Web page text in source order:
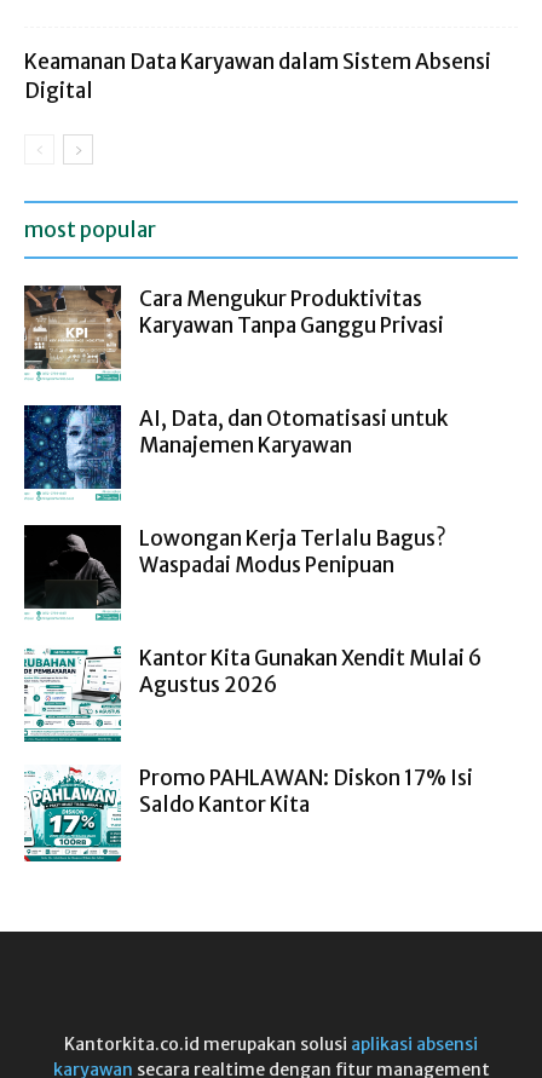
Keamanan Data Karyawan dalam Sistem Absensi
Digital
most popular
Cara Mengukur Produktivitas
Karyawan Tanpa Ganggu Privasi
AI, Data, dan Otomatisasi untuk
Manajemen Karyawan
Lowongan Kerja Terlalu Bagus?
Waspadai Modus Penipuan
Kantor Kita Gunakan Xendit Mulai 6
Agustus 2026
Promo PAHLAWAN: Diskon 17% Isi
Saldo Kantor Kita
Kantorkita.co.id merupakan solusi aplikasi absensi
karyawan secara realtime dengan fitur management